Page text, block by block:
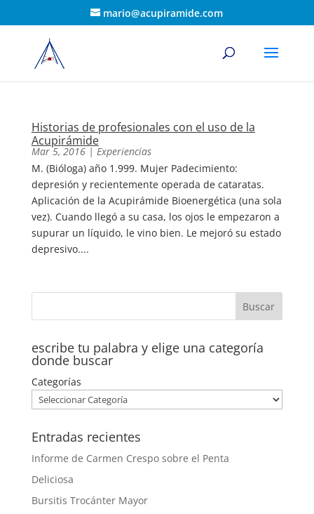
mario@acupiramide.com
Historias de profesionales con el uso de la
Acupirámide
Mar 5, 2016| Experiencias
M. (Bióloga) año 1.999. Mujer Padecimiento:
depresión y recientemente operada de cataratas.
Aplicación de la Acupirámide Bioenergética (una sola
vez). Cuando llegó a su casa, los ojos le empezaron a
supurar un líquido, le vino bien. Le mejoró su estado
depresivo....
escribe tu palabra y elige una categoría
donde buscar
Categorías
Entradas recientes
Informe de Carmen Crespo sobre el Penta
Deliciosa
Bursitis Trocánter Mayor